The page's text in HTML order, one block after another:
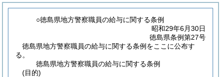
○徳島県地方警察職員の給与に関する条例
昭和29年6月30日
徳島県条例第27号
徳島県地方警察職員の給与に関する条例をここに公布す
る。
徳島県地方警察職員の給与に関する条例
(目的)